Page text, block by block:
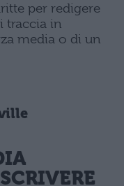
per redigere
traccia in
media o di un